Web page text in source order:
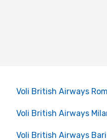
Voli British Airways
Voli British Airways
Voli British Airways